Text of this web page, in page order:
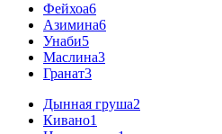
Фейхоа6
Азимина6
Унаби5
Маслина3
Гранат3
Дынная груша2
Кивано1